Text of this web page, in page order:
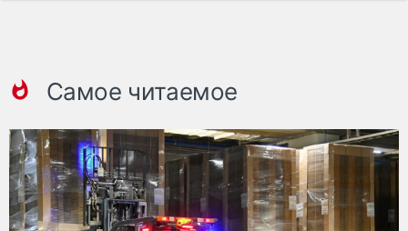
Самое читаемое